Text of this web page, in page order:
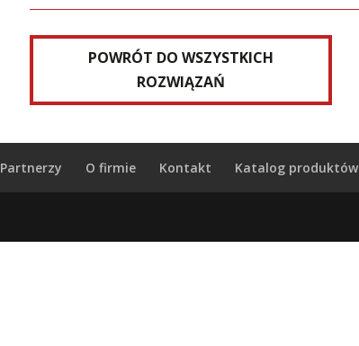
POWRÓT DO WSZYSTKICH
ROZWIĄZAŃ
Partnerzy O firmie Kontakt Katalog produktów